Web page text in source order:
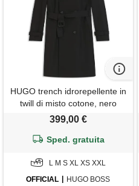
HUGO trench idrorepellente in
twill di misto cotone, nero
399,00 €
Sped. gratuita
L M S XL XS XXL
OFFICIAL
HUGO BOSS